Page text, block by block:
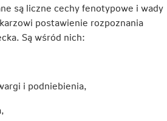
są liczne cechy fenotypowe i wady
postawienie rozpoznania
Są wśród nich:
i podniebienia,